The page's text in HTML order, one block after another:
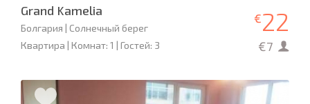
Grand Kamelia
Болгария | Солнечный берег
Квартира | Комнат: 1 | Гостей: 3
€22
€7